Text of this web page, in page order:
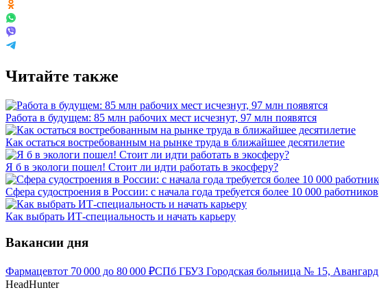
Читайте также
Работа в будущем: 85 млн рабочих мест исчезнут, 97 млн появятся
Как остаться востребованным на рынке труда в ближайшее десятилетие
Я б в экологи пошел! Стоит ли идти работать в экосферу?
Сфера судостроения в России: с начала года требуется более 10 000 работников
Как выбрать ИТ-специальность и начать карьеру
Вакансии дня
Фармацевтот 70 000 до 80 000 ₽СПб ГБУЗ Городская больница № 15, Авангард
HeadHunter